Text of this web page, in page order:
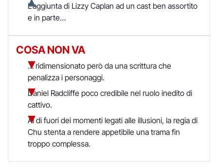
L’aggiunta di Lizzy Caplan ad un cast ben assortito
e in parte…
COSA NON VA
… ridimensionato però da una scrittura che
penalizza i personaggi.
Daniel Radcliffe poco credibile nel ruolo inedito di
cattivo.
Al di fuori dei momenti legati alle illusioni, la regia di
Chu stenta a rendere appetibile una trama fin
troppo complessa.